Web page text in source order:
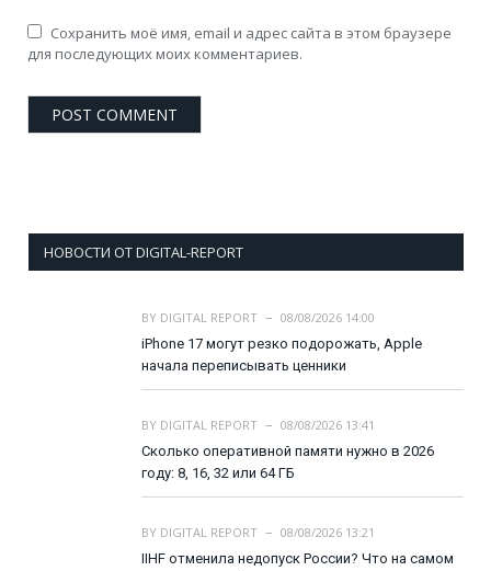
Сохранить моё имя, email и адрес сайта в этом браузере
для последующих моих комментариев.
НОВОСТИ ОТ DIGITAL-REPORT
BY DIGITAL REPORT
08/08/2026 14:00
iPhone 17 могут резко подорожать, Apple
начала переписывать ценники
BY DIGITAL REPORT
08/08/2026 13:41
Сколько оперативной памяти нужно в 2026
году: 8, 16, 32 или 64 ГБ
BY DIGITAL REPORT
08/08/2026 13:21
IIHF отменила недопуск России? Что на самом